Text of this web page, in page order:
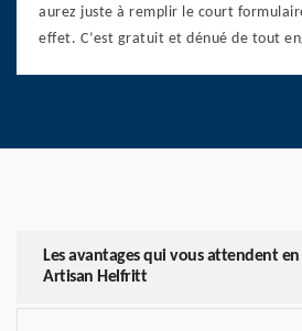
aurez juste à remplir le court
effet. C’est gratuit et dénué de tout
Les avantages qui vous attendent
Artisan Helfritt